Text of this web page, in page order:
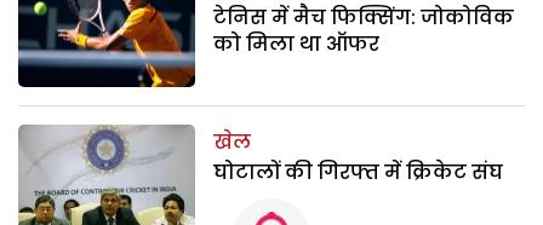
टेनिस में मैच फिक्सिंग: जोकोविक
को मिला था ऑफर
खेल
घोटालों की गिरफ्त में क्रिकेट संघ